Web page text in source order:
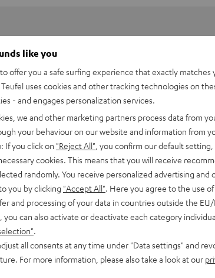
TWS 3 Ladecase
like you
offer you a safe surfing experience that exactly matches
uses cookies and other tracking technologies on
- and engages personalization services.
we and other marketing partners process data from
your behaviour on our website and information from
If you click on "Reject All" , you confirm our default
cookies. This means that you will receive
randomly. You receive personalized advertising and
you by clicking "Accept All" . Here you agree to the use
and processing of your data in countries outside the EU/
you can also activate or deactivate each category
all consents at any time under "Data settings" and
For more information, please also take a look at our